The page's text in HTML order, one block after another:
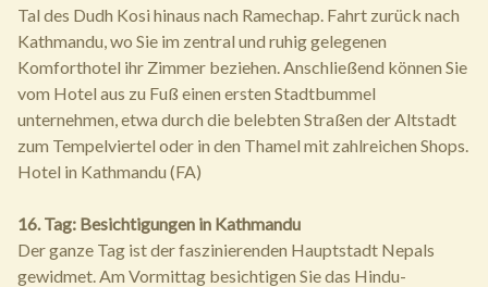
Tal des Dudh Kosi hinaus nach Ramechap. Fahrt zurück nach
Kathmandu, wo Sie im zentral und ruhig gelegenen
Komforthotel ihr Zimmer beziehen. Anschließend können Sie
vom Hotel aus zu Fuß einen ersten Stadtbummel
unternehmen, etwa durch die belebten Straßen der Altstadt
zum Tempelviertel oder in den Thamel mit zahlreichen Shops.
Hotel in Kathmandu (FA)
16. Tag: Besichtigungen in Kathmandu
Der ganze Tag ist der faszinierenden Hauptstadt Nepals
gewidmet. Am Vormittag besichtigen Sie das Hindu-